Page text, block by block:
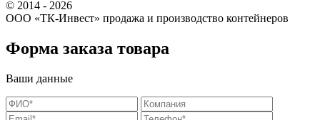
© 2014 - 2026
ООО «ТК-Инвест» продажа и производство контейнеров
Форма заказа товара
Ваши данные